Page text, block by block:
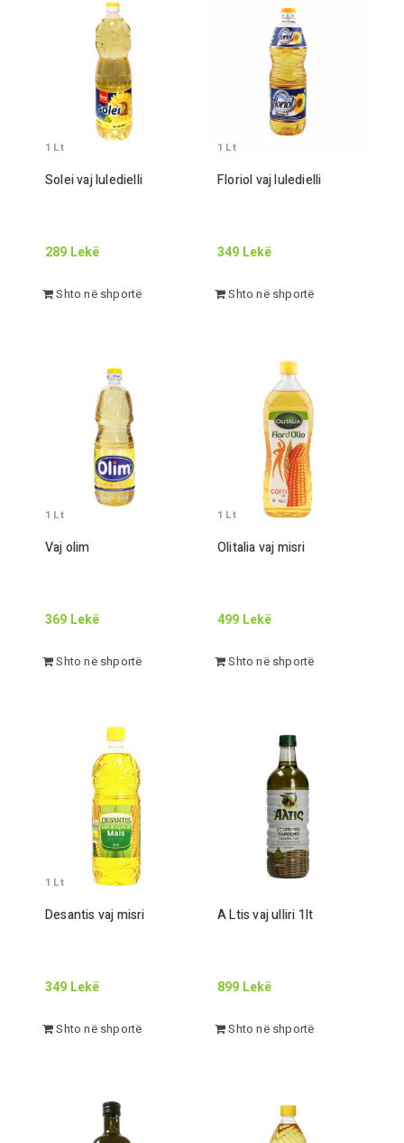
Solei vaj luledielli
1 Lt
289 Lekë
Shto në shportë
Floriol vaj luledielli
1 Lt
349 Lekë
Shto në shportë
Vaj olim
1 Lt
369 Lekë
Shto në shportë
Olitalia vaj misri
1 Lt
499 Lekë
Shto në shportë
Desantis vaj misri
1 Lt
349 Lekë
Shto në shportë
ALtis vaj ulliri 1lt
899 Lekë
Shto në shportë